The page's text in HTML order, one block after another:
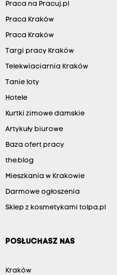
Praca na Pracuj.pl
Praca Kraków
Praca Kraków
Targi pracy Kraków
Telekwiaciarnia Kraków
Tanie loty
Hotele
Kurtki zimowe damskie
Artykuły biurowe
Baza ofert pracy
the:blog
Mieszkania w Krakowie
Darmowe ogłoszenia
Sklep z kosmetykami tolpa.pl
POSŁUCHASZ NAS
Kraków